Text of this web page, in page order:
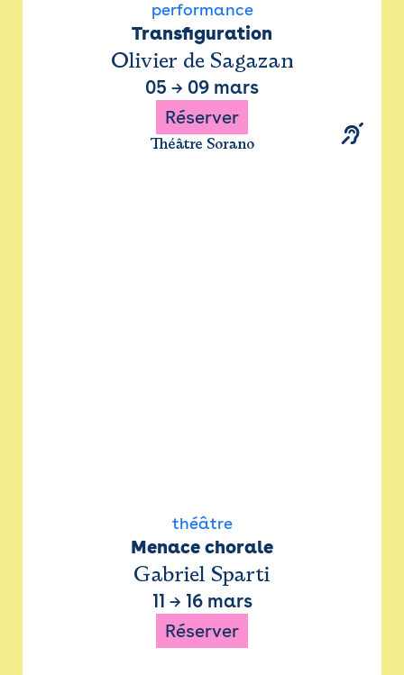
performance
Transfiguration
Olivier de Sagazan
05 → 09 mars
Réserver
Théâtre Sorano
théâtre
Menace chorale
Gabriel Sparti
11 → 16 mars
Réserver